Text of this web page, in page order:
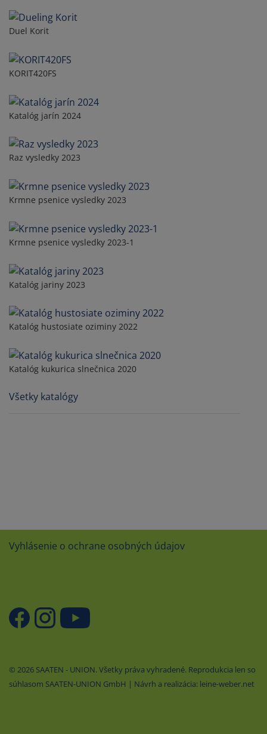
Duel Korit
KORIT420FS
Katalóg jarín 2024
Raz vysledky 2023
Krmne psenice vysledky 2023
Krmne psenice vysledky 2023-1
Katalóg jariny 2023
Katalóg hustosiate oziminy 2022
Katalóg kukurica slnečnica 2020
Všetky katalógy
Vyhlásenie o ochrane osobných údajov
© 2026 SAATEN - UNION. Všetky práva vyhradené. Reprodukcia len so
súhlasom SAATEN-UNION GmbH | Návrh a realizácia: leine-weber.net